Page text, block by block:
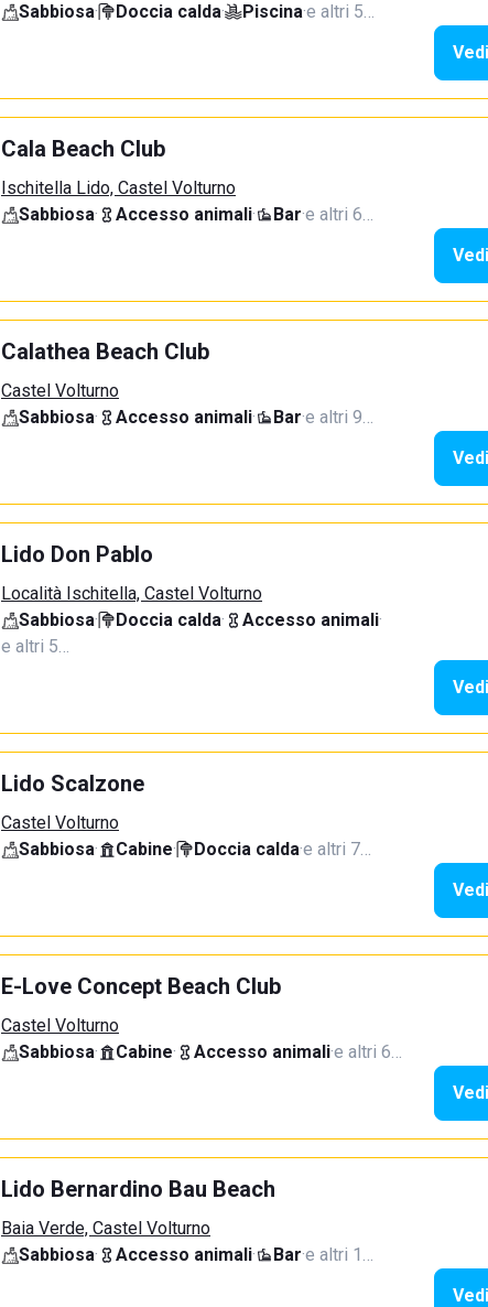
Sabbiosa· Doccia calda· Piscina·e altri 5…
Cala Beach Club
Ischitella Lido, Castel Volturno
Sabbiosa· Accesso animali· Bar·e altri 6…
Calathea Beach Club
Castel Volturno
Sabbiosa· Accesso animali· Bar·e altri 9…
Lido Don Pablo
Località Ischitella, Castel Volturno
Sabbiosa· Doccia calda· Accesso animali·
e altri 5…
Lido Scalzone
Castel Volturno
Sabbiosa· Cabine· Doccia calda·e altri 7…
E-Love Concept Beach Club
Castel Volturno
Sabbiosa· Cabine· Accesso animali·e altri 6…
Lido Bernardino Bau Beach
Baia Verde, Castel Volturno
Sabbiosa· Accesso animali· Bar·e altri 1…